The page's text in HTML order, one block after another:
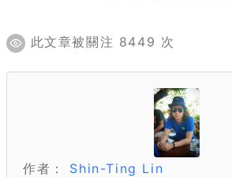
此文章被關注 8449 次
作者： Shin-Ting Lin